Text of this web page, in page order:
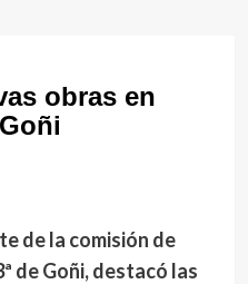
obras en
de la comisión de
de Goñi, destacó las